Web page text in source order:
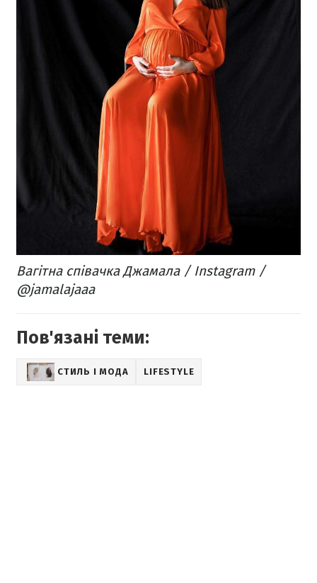
Вагітна співачка Джамала / Instagram /
@jamalajaaa
Пов'язані теми:
СТИЛЬ І МОДА LIFESTYLE